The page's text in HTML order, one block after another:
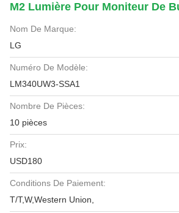
M2 Lumière Pour Moniteur De
Nom De Marque:
LG
Numéro De Modèle:
LM340UW3-SSA1
Nombre De Pièces:
10 pièces
Prix:
USD180
Conditions De Paiement:
T/T,W,Western Union,